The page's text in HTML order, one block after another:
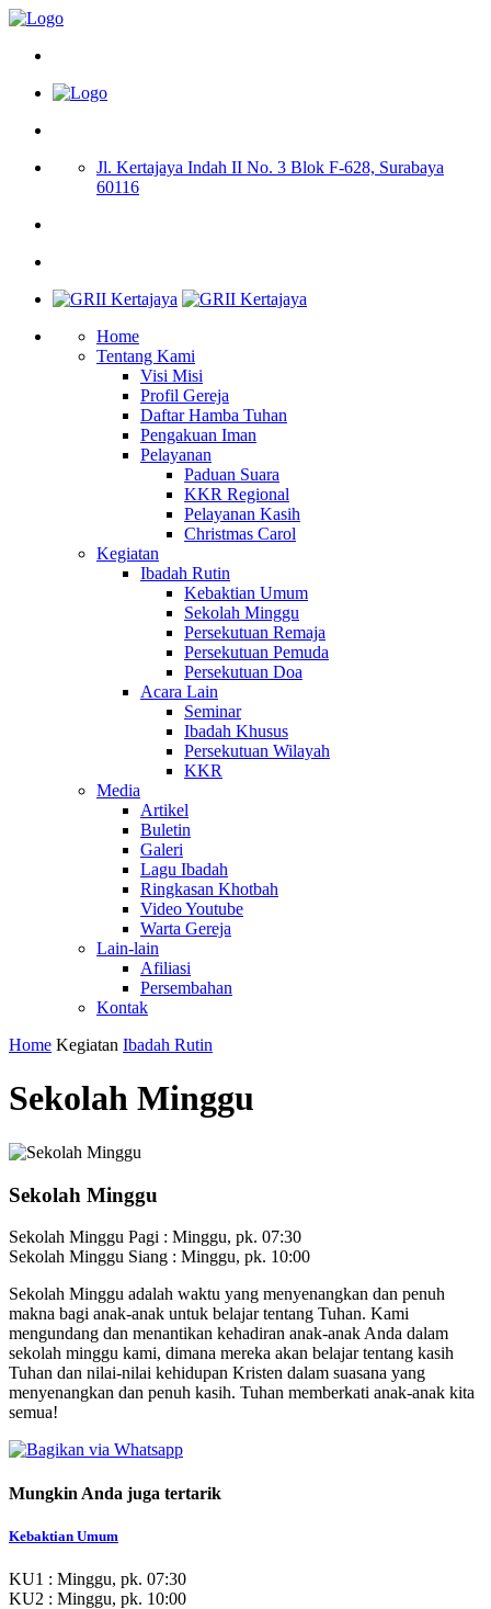
Jl. Kertajaya Indah II No. 3 Blok F-628, Surabaya
60116
Home
Tentang Kami
Visi Misi
Profil Gereja
Daftar Hamba Tuhan
Pengakuan Iman
Pelayanan
Paduan Suara
KKR Regional
Pelayanan Kasih
Christmas Carol
Kegiatan
Ibadah Rutin
Kebaktian Umum
Sekolah Minggu
Persekutuan Remaja
Persekutuan Pemuda
Persekutuan Doa
Acara Lain
Seminar
Ibadah Khusus
Persekutuan Wilayah
KKR
Media
Artikel
Buletin
Galeri
Lagu Ibadah
Ringkasan Khotbah
Video Youtube
Warta Gereja
Lain-lain
Afiliasi
Persembahan
Kontak
Home Kegiatan Ibadah Rutin
Sekolah Minggu
Sekolah Minggu
Sekolah Minggu Pagi : Minggu, pk. 07:30
Sekolah Minggu Siang : Minggu, pk. 10:00
Sekolah Minggu adalah waktu yang menyenangkan dan penuh
makna bagi anak-anak untuk belajar tentang Tuhan. Kami
mengundang dan menantikan kehadiran anak-anak Anda dalam
sekolah minggu kami, dimana mereka akan belajar tentang kasih
Tuhan dan nilai-nilai kehidupan Kristen dalam suasana yang
menyenangkan dan penuh kasih. Tuhan memberkati anak-anak kita
semua!
Mungkin Anda juga tertarik
Kebaktian Umum
KU1 : Minggu, pk. 07:30
KU2 : Minggu, pk. 10:00